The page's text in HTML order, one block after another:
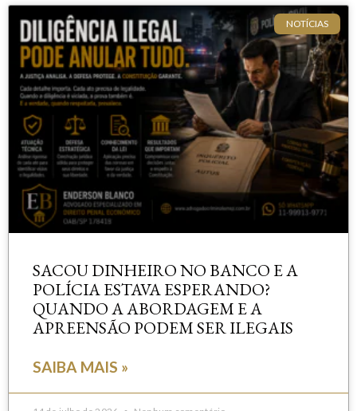
NOTÍCIAS
SACOU DINHEIRO NO BANCO E A
POLÍCIA ESTAVA ESPERANDO?
QUANDO A ABORDAGEM E A
APREENSÃO PODEM SER ILEGAIS
SAIBA MAIS »